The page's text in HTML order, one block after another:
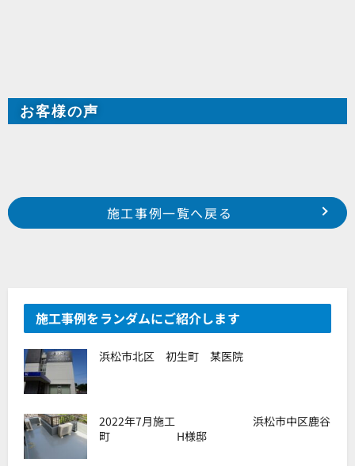
お客様の声
Prev 施工事例一覧へ戻る
施工事例をランダムにご紹介します
浜松市北区 初生町 某医院
2022年7月施工 浜松市中区鹿谷
町 H様邸